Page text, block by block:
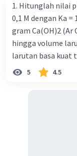
ceteris paribus
bentuk kurva
dari kiri bawah ke
mana bentuk
uang) naik dari kiri
meningkat di
1. Hitunglah nilai pH
0,1 M dengan Ka = 1 * 10 ^ - 5 : HCI
gram Ca(OH)2 (Ar
hingga volume
larutan basa kuat
5 4.5